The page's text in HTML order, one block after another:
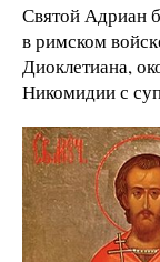
Святой Адриан
в римском
Диоклетиана,
Никомидии с